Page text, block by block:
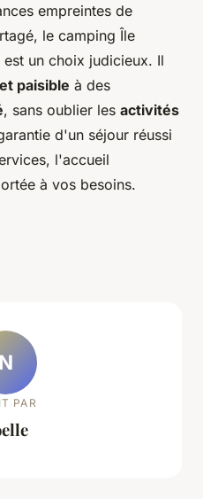
empreintes de
le camping Île
est un choix judicieux. Il
paisible à des
, sans oublier les activités
d'un séjour réussi
l'accueil
à vos besoins.
N
PAR